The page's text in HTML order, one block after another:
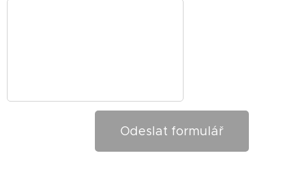
Odeslat formulář